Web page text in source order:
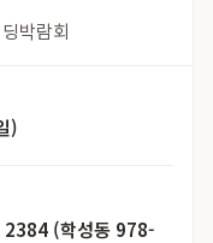
박람회
)
2384 (학성동 978-